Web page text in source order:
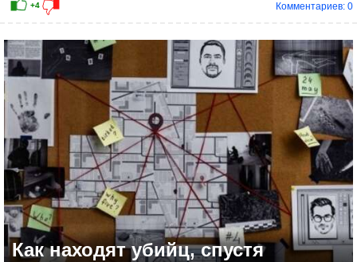
-1
Комментариев: 0
Как находят убийц, спустя